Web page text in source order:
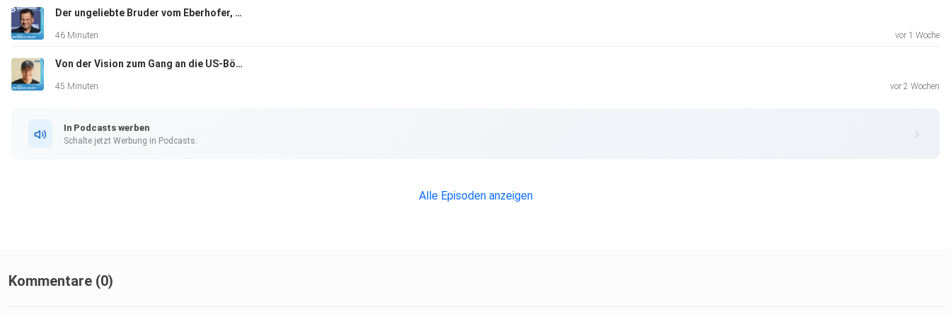
Der ungeliebte Bruder vom Eberhofer, Gerhard Wittmann, Schauspieler, "Ich hatte keinen Plan B"
46 Minuten vor 1 Woche
Von der Vision zum Gang an die US-Börse, Markus Pflitsch, Tech-Unternehmer, "Kein Plan B, that’s me"
45 Minuten vor 2 Wochen
In Podcasts werben
Schalte jetzt Werbung in Podcasts.
Alle Episoden anzeigen
Kommentare (0)